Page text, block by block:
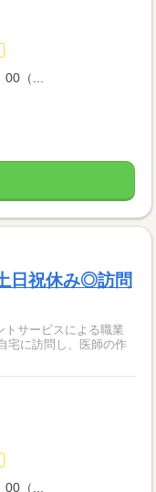
00（...
日祝休み◎訪問
サービスによる職業
宅に訪問し、医師の作
（...